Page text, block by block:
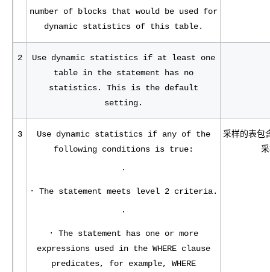
number of blocks that would be used for
dynamic statistics of this table.
2
Use dynamic statistics if at least one
table in the statement has no
statistics. This is the default
setting.
3
Use dynamic statistics if any of the
following conditions is true:
·
· The statement meets level 2 criteria.
·
· The statement has one or more
expressions used in the WHERE clause
predicates, for example, WHERE
采样的表包